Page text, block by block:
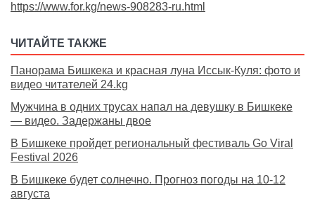
https://www.for.kg/news-908283-ru.html
ЧИТАЙТЕ ТАКЖЕ
Панорама Бишкека и красная луна Иссык-Куля: фото и
видео читателей 24.kg
Мужчина в одних трусах напал на девушку в Бишкеке
— видео. Задержаны двое
В Бишкеке пройдет региональный фестиваль Go Viral
Festival 2026
В Бишкеке будет солнечно. Прогноз погоды на 10-12
августа